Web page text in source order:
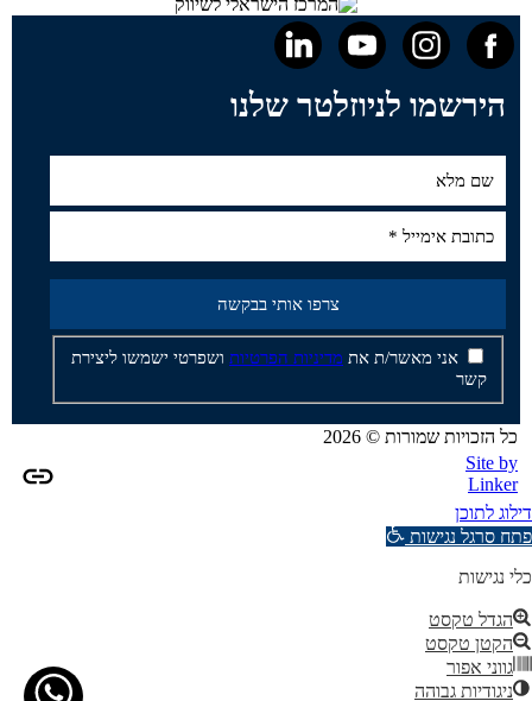
הירשמו לניוזלטר שלנו
אני מאשר/ת את מדיניות הפרטיות ושפרטי ישמשו ליצירת
קשר
כל הזכויות שמורות © 2026
Site by
Linker
דילוג לתוכן
פתח סרגל נגישות
כלי נגישות
הגדל טקסט
הקטן טקסט
גווני אפור
ניגודיות גבוהה